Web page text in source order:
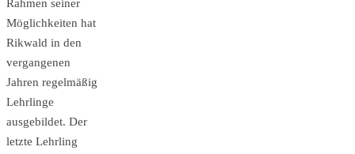
Rahmen seiner
Möglichkeiten hat
Rikwald in den
vergangenen
Jahren regelmäßig
Lehrlinge
ausgebildet. Der
letzte Lehrling